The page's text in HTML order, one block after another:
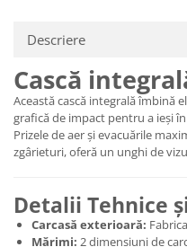
Copii
Casti copii
Incaltaminte
Ochelari
Protecții
Echipamente barbati
Descriere
Cască
Această cască integrală îmbină
grafică de impact pentru a ieși
Prizele de aer și evacuările
zgârieturi, oferă un unghi de
Detalii Tehnice
Carcasă exterioară:
Mărimi: 2 dimensiuni de